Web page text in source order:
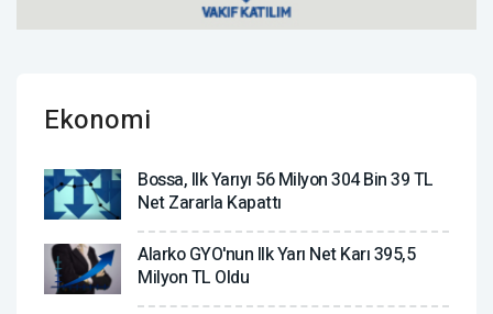
Ekonomi
Bossa, Ilk Yarıyı 56 Milyon 304 Bin 39 TL
Net Zararla Kapattı
Alarko GYO'nun Ilk Yarı Net Karı 395,5
Milyon TL Oldu